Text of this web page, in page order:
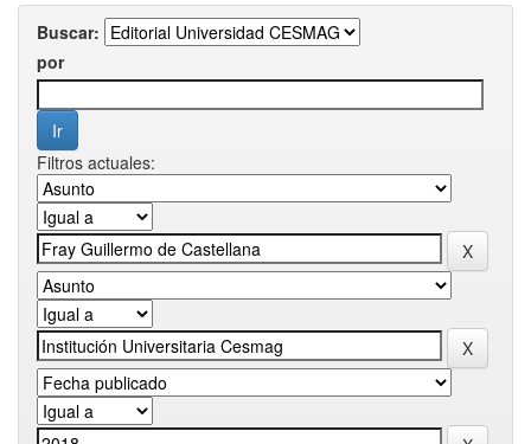
Buscar:
por
Filtros actuales: